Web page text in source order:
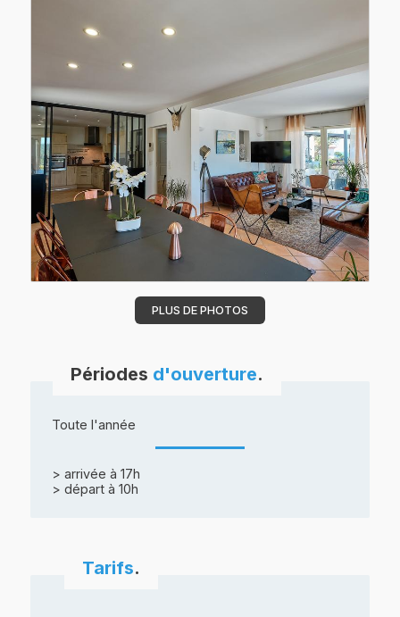
PLUS DE PHOTOS
Périodes d'ouverture.
Toute l'année
> arrivée à 17h
> départ à 10h
Tarifs.